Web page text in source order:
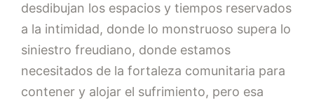
desdibujan los espacios y tiempos reservados
a la intimidad, donde lo monstruoso supera lo
siniestro freudiano, donde estamos
necesitados de la fortaleza comunitaria para
contener y alojar el sufrimiento, pero esa